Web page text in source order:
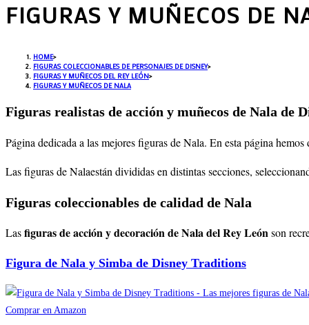
FIGURAS Y MUÑECOS DE
HOME>
FIGURAS COLECCIONABLES DE PERSONAJES DE DISNEY>
FIGURAS Y MUÑECOS DEL REY LEÓN>
FIGURAS Y MUÑECOS DE NALA
Figuras realistas de acción y muñecos de Nala de
Página dedicada a las mejores figuras de Nala. En esta página
Las figuras de Nalaestán divididas en distintas secciones,
Figuras coleccionables de calidad de Nala
Lasfiguras de acción y decoración de Nala del Rey Leónson
Figura de Nala y Simba de Disney Traditions
Comprar en Amazon